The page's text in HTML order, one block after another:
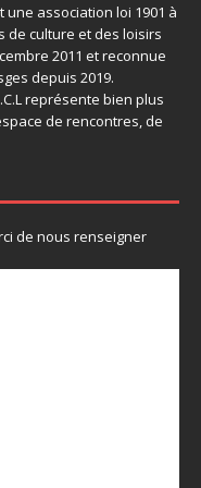
une association loi 1901 à
de culture et des loisirs
2011 et reconnue
depuis 2019.
représente bien plus
de rencontres, de
de nous renseigner